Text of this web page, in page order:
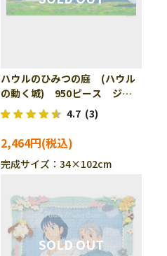
ハウルのひみつの庭 (ハウル
の動く城) 950ピース ジグ
ソーパズル ENS-950-204
4.7 (3)
2,464円
完成サイズ：34×102cm